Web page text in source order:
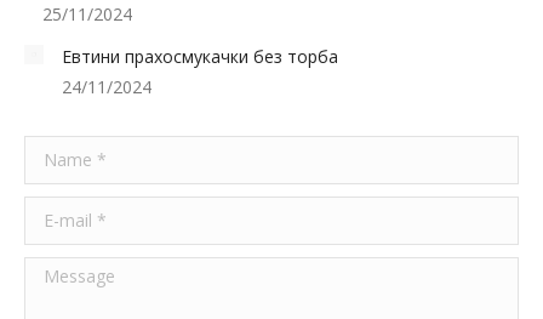
25/11/2024
Евтини прахосмукачки без торба
24/11/2024
Message